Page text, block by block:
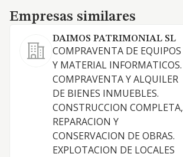
Empresas similares
Empresas similares
DAIMOS PATRIMONIAL SL
COMPRAVENTA DE EQUIPOS
Y MATERIAL INFORMATICOS.
COMPRAVENTA Y ALQUILER
DE BIENES INMUEBLES.
CONSTRUCCION COMPLETA,
REPARACION Y
CONSERVACION DE OBRAS.
EXPLOTACION DE LOCALES